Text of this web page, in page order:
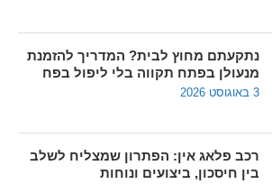
נתקעתם מחוץ לבית? המדריך להזמנת
מנעולן בפתח תקווה בלי ליפול בפח
3 באוגוסט 2026
רכב פלאג אין: הפתרון שמצליח לשלב
בין חיסכון, ביצועים ונוחות